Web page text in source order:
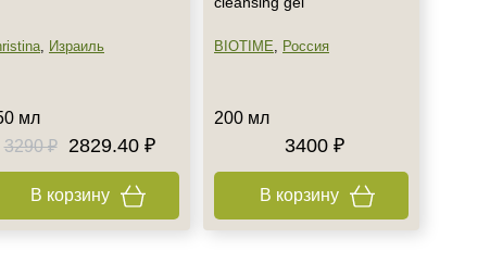
, Израиль
мл
3290 ₽
2829.40 ₽
В корзину
BIOTIME, Россия
200 мл
3400 ₽
В корзину